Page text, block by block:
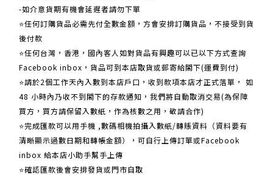
-如介意貨期有機會延遲者請勿下單
⭐任何訂購貨品必需先付全數金額，方會安排訂購貨品，不接受到貨
後付款
⭐任何台灣，香港，國內客人如對貨品有興趣可以已以下方式查詢
Facebook inbox，貨品可到本店取貨或郵寄給閣下(運費到付)
​​⭐請於2個工作天內入數到本店戶口，收到款項本店才正式落單， 如
48 小時內乃收不到閣下的存款通知，我們將自動取消交易(為保障
買方，買方請保留入數紙，作為核數之用，敬請合作)
⭐完成匯款可以用手機 ,數碼相機拍攝入數紙/轉賬資料（資料要有
清晰顯示過數日期和轉帳金額），可自行上傳訂單或Facebook
inbox 給本店小助手幫手上傳
⭐確認匯款後會安排發貨或門市自取